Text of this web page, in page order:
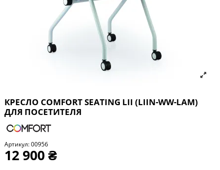
КРЕСЛО COMFORT SEATING LII (LIIN-WW-LAM)
ДЛЯ ПОСЕТИТЕЛЯ
Артикул:00956
12 900 ₴